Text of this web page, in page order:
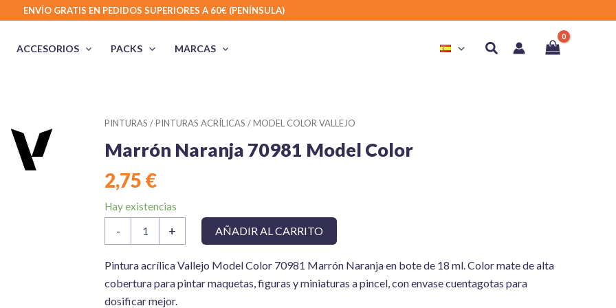
ENVÍO GRATIS EN PEDIDOS SUPERIORES A 60€ (PENÍNSULA)
ACCESORIOS PACKS MARCAS Buscar
PINTURAS /PINTURAS ACRÍLICAS /MODEL COLOR VALLEJO
Marrón Naranja 70981 Model Color
2,75 €
Hay existencias
-
Naranja
Model
Color
+ AÑADIR AL CARRITO
Pintura acrílica Vallejo Model Color 70981 Marrón Naranja en bote de 18 ml. Color mate de alta
cobertura para pintar maquetas, figuras y miniaturas a pincel, con envase cuentagotas para
dosificar mejor.